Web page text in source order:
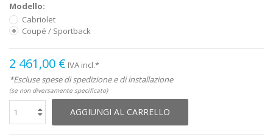
Modello:
Cabriolet
Coupé / Sportback
2 461,00 € IVA incl.*
*Escluse spese di spedizione e di installazione
(se non diversamente specificato)
AGGIUNGI AL CARRELLO